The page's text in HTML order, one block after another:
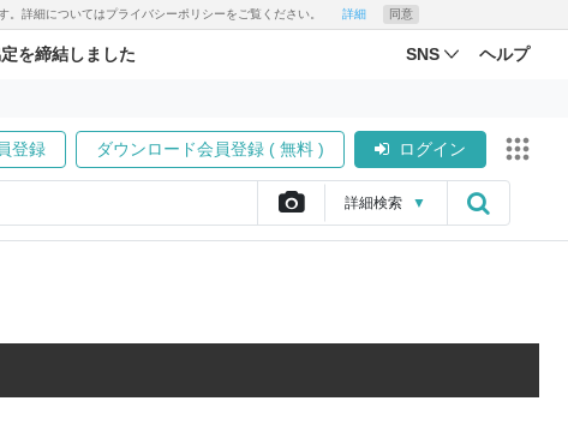
詳細についてはプライバシーポリシーをご覧ください。 詳細 同意
を締結しました SNS ヘルプ
登録 ダウンロード会員登録 ( 無料 ) ログイン
詳細検索 ▼